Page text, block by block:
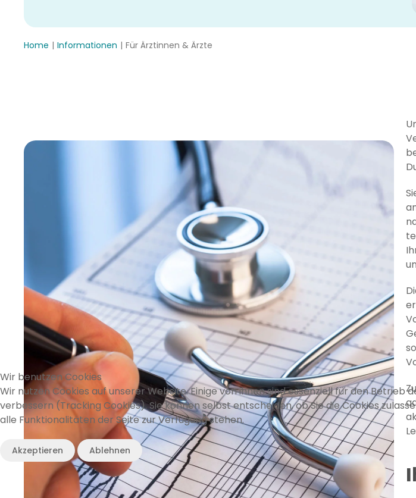
Home Informationen Für Ärztinnen & Ärzte
Wir benutzen Cookies
Wir nutzen Cookies auf unserer Website. Einige von ihnen sind essenziell für den
verbessern (Tracking Cookies). Sie können selbst entscheiden, ob Sie die Cookies
alle Funktionalitäten der Seite zur Verfügung stehen.
Akzeptieren Ablehnen